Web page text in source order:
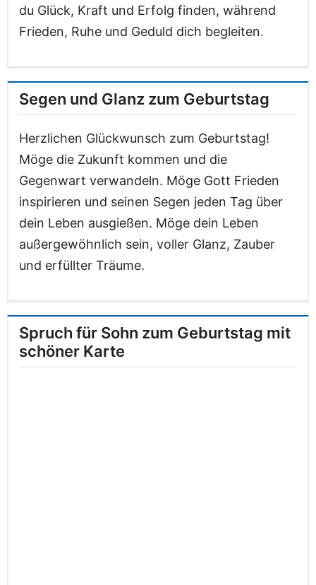
du Glück, Kraft und Erfolg finden, während
Frieden, Ruhe und Geduld dich begleiten.
Segen und Glanz zum Geburtstag
Herzlichen Glückwunsch zum Geburtstag!
Möge die Zukunft kommen und die
Gegenwart verwandeln. Möge Gott Frieden
inspirieren und seinen Segen jeden Tag über
dein Leben ausgießen. Möge dein Leben
außergewöhnlich sein, voller Glanz, Zauber
und erfüllter Träume.
Spruch für Sohn zum Geburtstag mit
schöner Karte